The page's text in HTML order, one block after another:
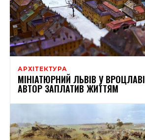
АРХІТЕКТУРА
МІНІАТЮРНИЙ ЛЬВІВ У
АВТОР ЗАПЛАТИВ ЖИТТЯМ